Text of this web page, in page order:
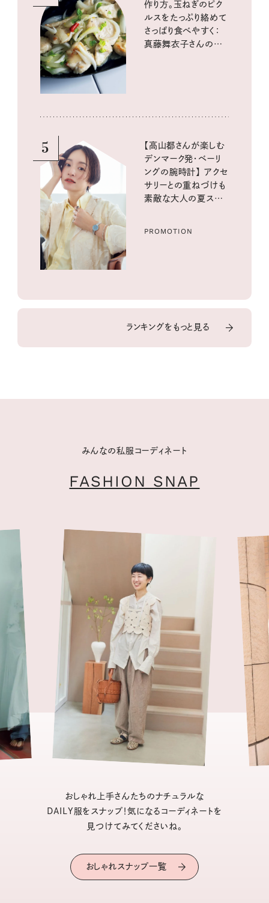
作り方。玉ねぎのピク
ルスをたっぷり絡めて
さっぱり食べやすく：
真藤舞衣子さんの発
5
【高山都さんが楽しむ
デンマーク発・ベーリ
ングの腕時計】 アクセ
サリーとの重ねづけも
素敵な大人の夏スタイ
PROMOTION
ランキングをもっと見る
みんなの私服コーディネート
FASHION SNAP
おしゃれ上手さんたちのナチュラルな
DAILY服をスナップ！気になるコーディネートを
見つけてみてくださいね。
おしゃれスナップ一覧